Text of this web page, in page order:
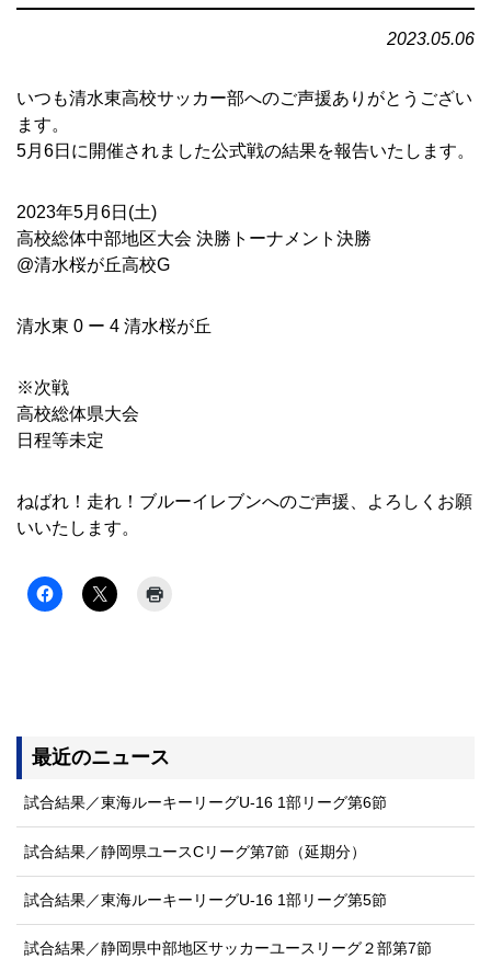
2023.05.06
いつも清水東高校サッカー部へのご声援ありがとうござい
ます。
5月6日に開催されました公式戦の結果を報告いたします。
2023年5月6日(土)
高校総体中部地区大会 決勝トーナメント決勝
@清水桜が丘高校G
清水東 0 ー 4 清水桜が丘
※次戦
高校総体県大会
日程等未定
ねばれ！走れ！ブルーイレブンへのご声援、よろしくお願
いいたします。
最近のニュース
試合結果／東海ルーキーリーグU-16 1部リーグ第6節
試合結果／静岡県ユースCリーグ第7節（延期分）
試合結果／東海ルーキーリーグU-16 1部リーグ第5節
試合結果／静岡県中部地区サッカーユースリーグ２部第7節